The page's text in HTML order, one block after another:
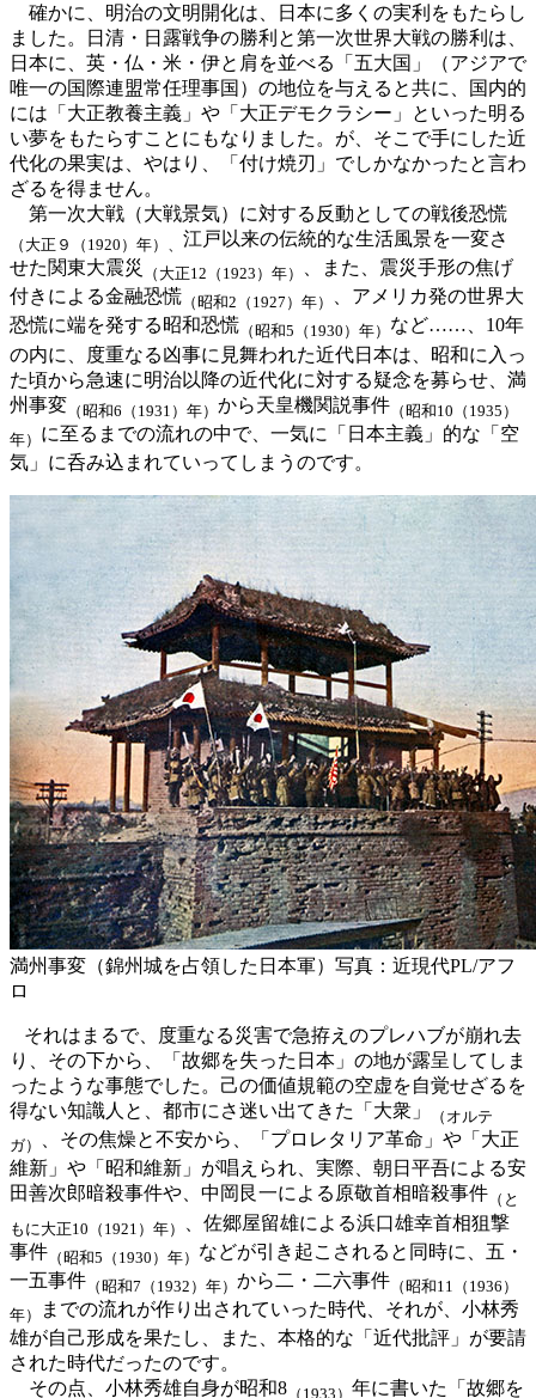
確かに、明治の文明開化は、日本に多くの実利をもたらし
ました。日清・日露戦争の勝利と第一次世界大戦の勝利は、
日本に、英・仏・米・伊と肩を並べる「五大国」（アジアで
唯一の国際連盟常任理事国）の地位を与えると共に、国内的
には「大正教養主義」や「大正デモクラシー」といった明る
い夢をもたらすことにもなりました。が、そこで手にした近
代化の果実は、やはり、「付け焼刃」でしかなかったと言わ
ざるを得ません。
第一次大戦（大戦景気）に対する反動としての戦後恐慌
（大正９（1920）年）、 江戸以来の伝統的な生活風景を一変さ
せた関東大震災
（大正12（1923）年）
、また、震災手形の焦げ
付きによる金融恐慌 （昭和2（1927）年）
、アメリカ発の世界大
恐慌に端を発する昭和恐慌 （昭和5（1930）年） など……、10年
の内に、度重なる凶事に見舞われた近代日本は、昭和に入っ
た頃から急速に明治以降の近代化に対する疑念を募らせ、満
州事変 （昭和6（1931）年） から天皇機関説事件 （昭和10（1935）
年） に至るまでの流れの中で、一気に「日本主義」的な「空
気」に呑み込まれていってしまうのです。
満州事変（錦州城を占領した日本軍）写真：近現代PL/アフ
ロ
それはまるで、度重なる災害で急拵えのプレハブが崩れ去
り、その下から、「故郷を失った日本」の地が露呈してしま
ったような事態でした。己の価値規範の空虚を自覚せざるを
得ない知識人と、都市にさ迷い出てきた「大衆」
（オルテ
ガ）
、その焦燥と不安から、「プロレタリア革命」や「大正
維新」や「昭和維新」が唱えられ、実際、朝日平吾による安
田善次郎暗殺事件や、中岡艮一による原敬首相暗殺事件 （と
もに大正10（1921）年）
、佐郷屋留雄による浜口雄幸首相狙撃
事件 （昭和5（1930）年） などが引き起こされると同時に、五・
一五事件 （昭和7（1932）年） から二・二六事件 （昭和11（1936）
年）
までの流れが作り出されていった時代、それが、小林秀
雄が自己形成を果たし、また、本格的な「近代批評」が要請
された時代だったのです。
その点、小林秀雄自身が昭和8 （1933） 年に書いた「故郷を